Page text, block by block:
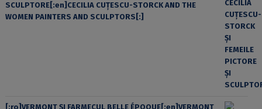
SCULPTORE[:en]CECILIA CUŢESCU-STORCK AND THE
WOMEN PAINTERS AND SCULPTORS[:]
[:ro]VERMONT ȘI FARMECUL BELLE ÉPOQUE[:en]VERMONT